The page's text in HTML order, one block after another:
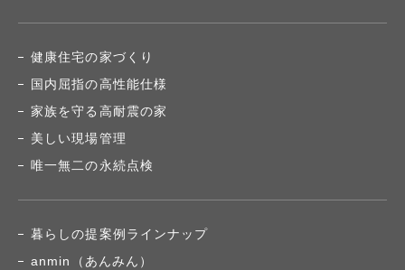
健康住宅の家づくり
国内屈指の高性能仕様
家族を守る高耐震の家
美しい現場管理
唯一無二の永続点検
暮らしの提案例ラインナップ
anmin（あんみん）